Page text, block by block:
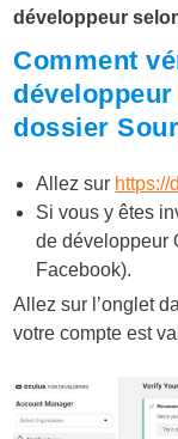
développeur
Comment
dossier
Allez sur https://
Si vous y êtes
de développeur
Facebook).
Allez sur l’onglet
votre compte est